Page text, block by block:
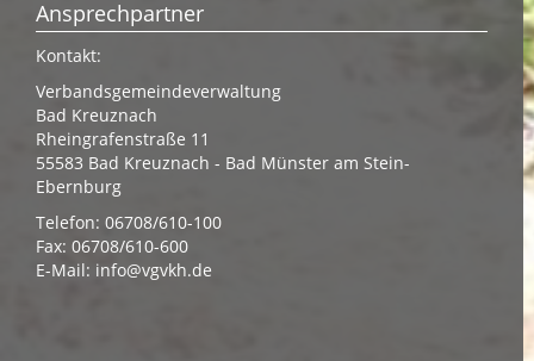
Ansprechpartner
Kontakt:
Verbandsgemeindeverwaltung
Bad Kreuznach
Rheingrafenstraße 11
55583 Bad Kreuznach - Bad Münster am Stein-
Ebernburg
Telefon: 06708/610-100
Fax: 06708/610-600
E-Mail: info@vgvkh.de